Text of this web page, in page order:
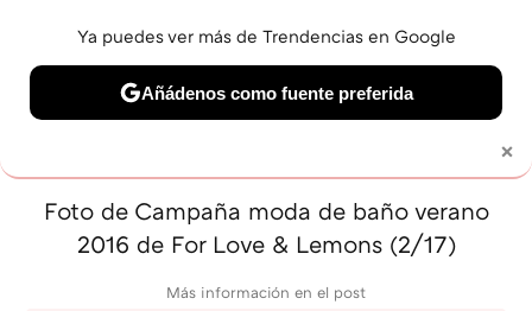
BELLEZA SHOPPING VIAJES GASTRO SNEAKERS
Foto de Campaña moda de baño verano
2016 de For Love & Lemons (2/17)
Más información en el post
×
Ya puedes ver más de Trendencias en Google
Añádenos como fuente preferida